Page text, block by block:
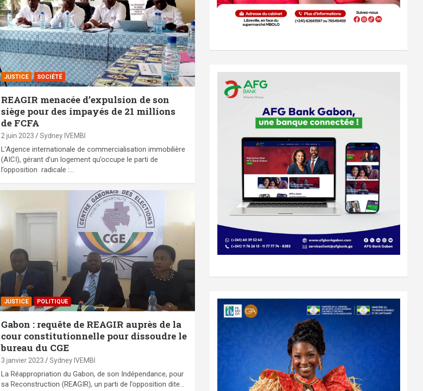
JUSTICE SOCIÉTÉ
REAGIR menacée d’expulsion de son
siège pour des impayés de 21 millions
de FCFA
2 juin 2023 Sydney IVEMBI
L’Agence internationale de commercialisation immobilière
(AICI), gérant d’un logement qu’occupe le parti de
l’opposition radicale :…
JUSTICE POLITIQUE
Gabon : requête de REAGIR auprès de la
cour constitutionnelle pour dissoudre le
bureau du CGE
3 janvier 2023 Sydney IVEMBI
La Réappropriation du Gabon, de son Indépendance, pour
sa Reconstruction (REAGIR), un parti de l’opposition dite…